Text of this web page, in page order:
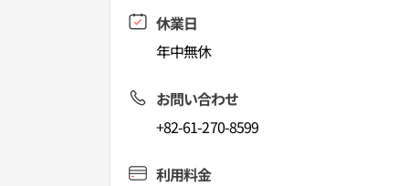
休業日
年中無休
お問い合わせ
+82-61-270-8599
利用料金